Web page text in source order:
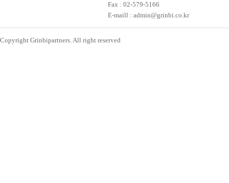
Fax : 02-579-5166
E-maill : admin@grinbi.co.kr
Copyright Grinbipartners. All right reserved